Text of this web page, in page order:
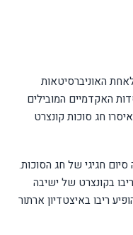
האוניברסיטאות
68 בדירוג המוסדות האקדמיים המובילים
סוכות קונצרט
סיום חגיגי של חג הסוכות.
בקונצרט של ישיבה
ריבו באיצטדיון ארתור